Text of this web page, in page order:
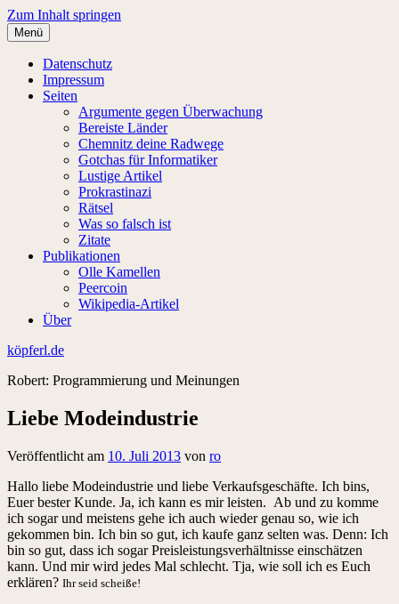
Zum Inhalt springen
Menü
Datenschutz
Impressum
Seiten
Argumente gegen Überwachung
Bereiste Länder
Chemnitz deine Radwege
Gotchas für Informatiker
Lustige Artikel
Prokrastinazi
Rätsel
Was so falsch ist
Zitate
Publikationen
Olle Kamellen
Peercoin
Wikipedia-Artikel
Über
köpferl.de
Robert: Programmierung und Meinungen
Liebe Modeindustrie
Veröffentlicht am 10. Juli 2013 von ro
Hallo liebe Modeindustrie und liebe Verkaufsgeschäfte. Ich bins,
Euer bester Kunde. Ja, ich kann es mir leisten. Ab und zu komme
ich sogar und meistens gehe ich auch wieder genau so, wie ich
gekommen bin. Ich bin so gut, ich kaufe ganz selten was. Denn: Ich
bin so gut, dass ich sogar Preisleistungsverhältnisse einschätzen
kann. Und mir wird jedes Mal schlecht. Tja, wie soll ich es Euch
erklären? Ihr seid scheiße!